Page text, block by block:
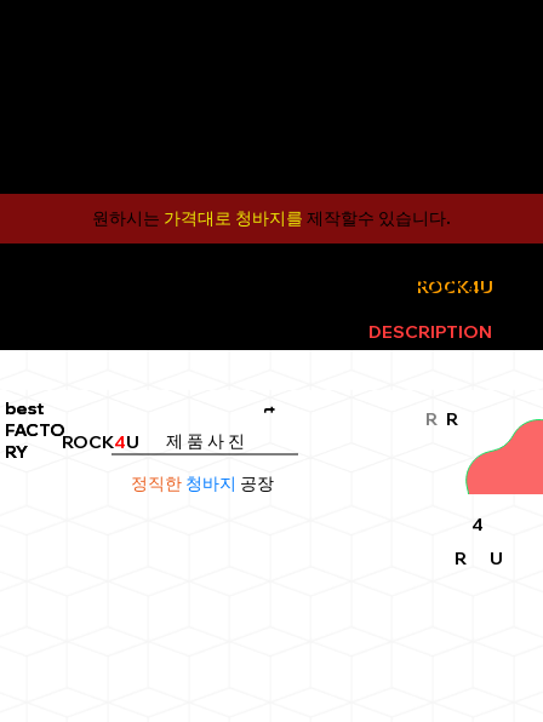
best
FACTO
RY
R
제 품 사 진
ROCK4U
정직한 청바지 공장
R
best
FACTO
RY
t
R
4
U
원하시는 가격대로 청바지를 제작할수 있습니다.​
ROCK4U
DESCRIPTION
ROCK4U